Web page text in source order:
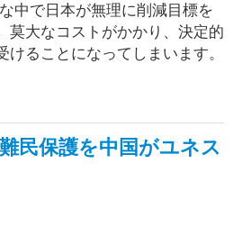
中で日本が無理に削減目標を
莫大なコストがかかり、決定的
ることになってしまいます。
民保護を中国がユネス